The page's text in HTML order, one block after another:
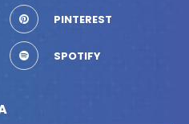
PINTEREST
SPOTIFY